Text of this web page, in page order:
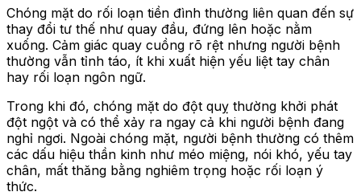
Chóng mặt do rối loạn tiền đình thường liên quan đến sự
thay đổi tư thế như quay đầu, đứng lên hoặc nằm
xuống. Cảm giác quay cuồng rõ rệt nhưng người bệnh
thường vẫn tỉnh táo, ít khi xuất hiện yếu liệt tay chân
hay rối loạn ngôn ngữ.
Trong khi đó, chóng mặt do đột quỵ thường khởi phát
đột ngột và có thể xảy ra ngay cả khi người bệnh đang
nghỉ ngơi. Ngoài chóng mặt, người bệnh thường có thêm
các dấu hiệu thần kinh như méo miệng, nói khó, yếu tay
chân, mất thăng bằng nghiêm trọng hoặc rối loạn ý
thức.